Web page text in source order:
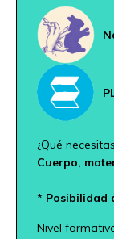
¿Qué
Cuerpo,
* Posibilidad
Nivel